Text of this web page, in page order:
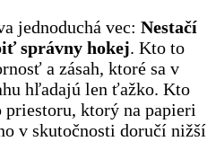
jednoduchá vec: Nestačí
správny hokej. Kto to
a zásah, ktoré sa v
hľadajú len ťažko. Kto
ktorý na papieri
v skutočnosti doručí nižší